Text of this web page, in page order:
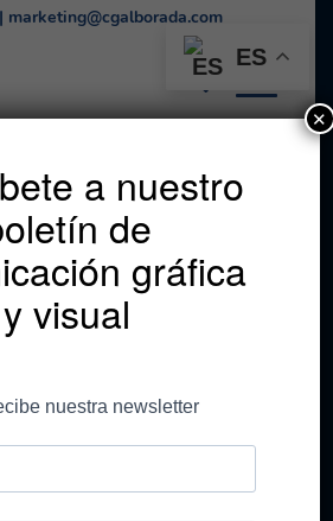
marketing@cgalborada.com
la etiqueta:
Entradas
ES
a nuestro
de
gráfica
y visual
✕